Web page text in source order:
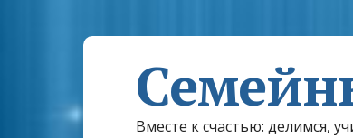
Вместе к счастью: делимся,